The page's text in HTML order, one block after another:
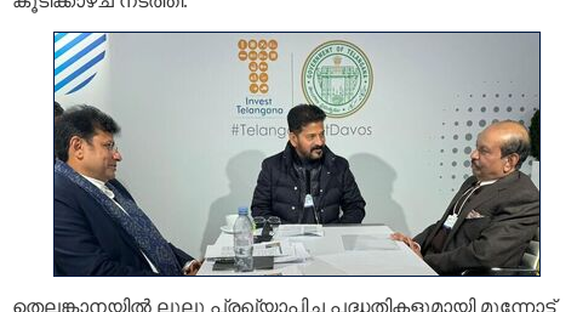
തെലങ്കാനയിൽ ലുലു പ്രഖ്യാപിച്ച പദ്ധതികളുമായി മുന്നോട്ട്